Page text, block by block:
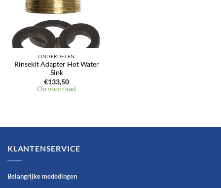
ONDERDELEN
Rinsekit Adapter Hot Water
Sink
€133,50
Op voorraad
KLANTENSERVICE
Belangrijke mededingen